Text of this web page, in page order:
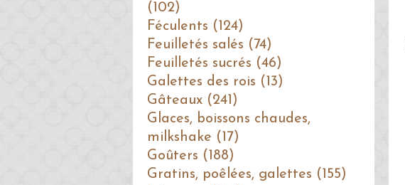
(102)
Féculents (124)
Feuilletés salés (74)
Feuilletés sucrés (46)
Galettes des rois (13)
Gâteaux (241)
Glaces, boissons chaudes,
milkshake (17)
Goûters (188)
Gratins, poêlées, galettes (155)